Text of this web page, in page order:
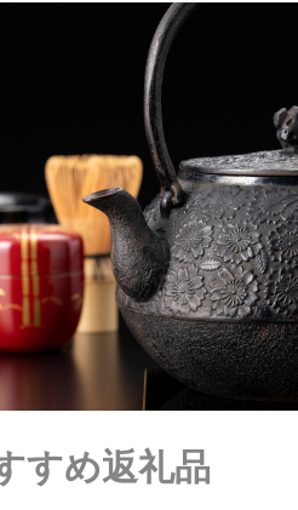
税の基礎知識
サイト特集
イブルとは
質問
すめ返礼品